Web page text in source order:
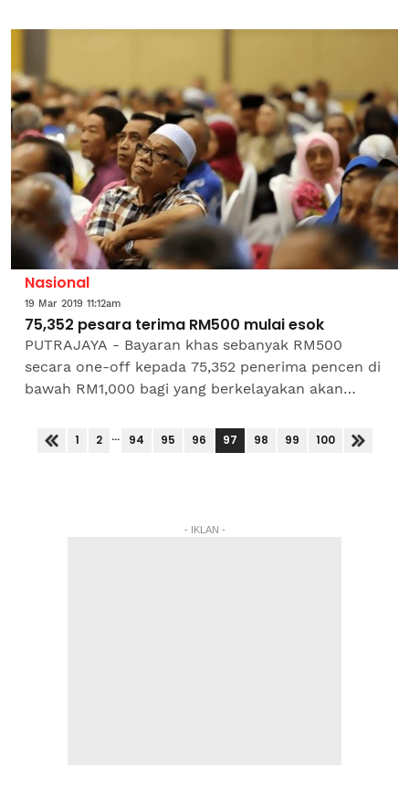
dan kes rasuah bekas pegawai...
Nasional
19 Mar 2019 11:12am
75,352 pesara terima RM500 mulai esok
PUTRAJAYA - Bayaran khas sebanyak RM500
secara one-off kepada 75,352 penerima pencen di
bawah RM1,000 bagi yang berkelayakan akan
Perkhidmatan Awam (JPA) dalam...
1 2 ... 94 95 96 97 98 99 100
- IKLAN -